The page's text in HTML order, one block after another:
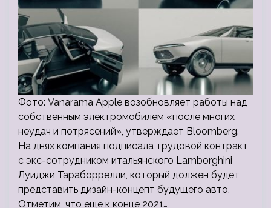
Фото: Vanarama Apple возобновляет работы над
собственным электромобилем «после многих
неудач и потрясений», утверждает Bloomberg.
На днях компания подписала трудовой контракт
с экс-сотрудником итальянского Lamborghini
Луиджи Тараборрелли, который должен будет
представить дизайн-концепт будущего авто.
Отметим, что еще к конце 2021…